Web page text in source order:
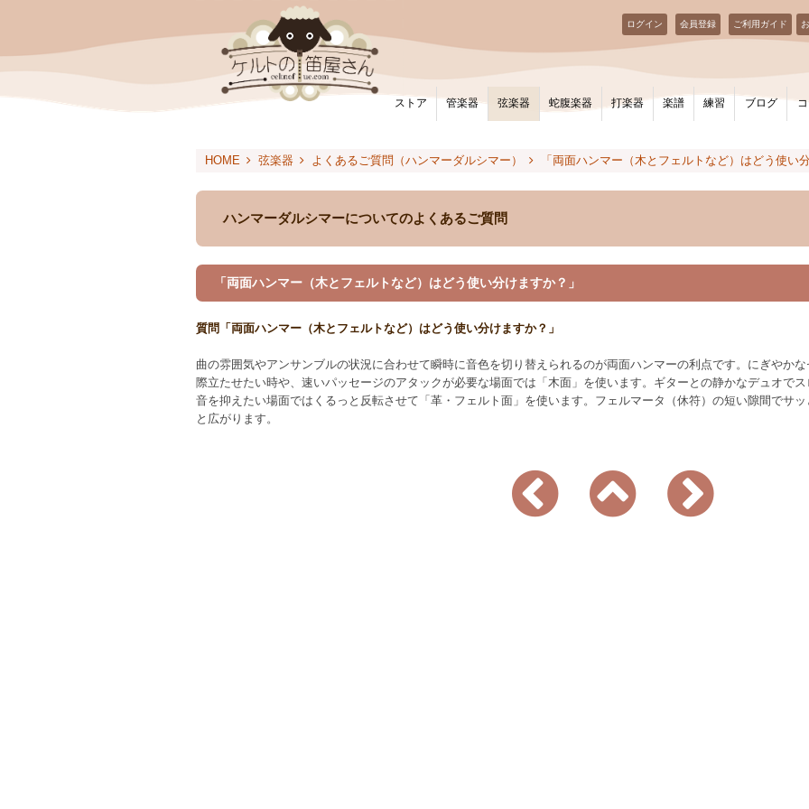
ログイン 会員登録 ご利用ガイド
ストア 管楽器 弦楽器 蛇腹楽器 打楽器 楽譜 練習 ブログ
HOME 弦楽器 よくあるご質問（ハンマーダルシマー） 「両面ハンマー（木とフェルトなど）はどう使い
ハンマーダルシマーについてのよくあるご質問
「両面ハンマー（木とフェルトなど）はどう使い分けますか？」
質問「両面ハンマー（木とフェルトなど）はどう使い分けますか？」
曲の雰囲気やアンサンブルの状況に合わせて瞬時に音色を切り替えられるのが両面ハンマーの利点です。にぎやか
際立たせたい時や、速いパッセージのアタックが必要な場面では「木面」を使います。ギターとの静かなデュオでス
音を抑えたい場面ではくるっと反転させて「革・フェルト面」を使います。フェルマータ（休符）の短い隙間でサ
と広がります。